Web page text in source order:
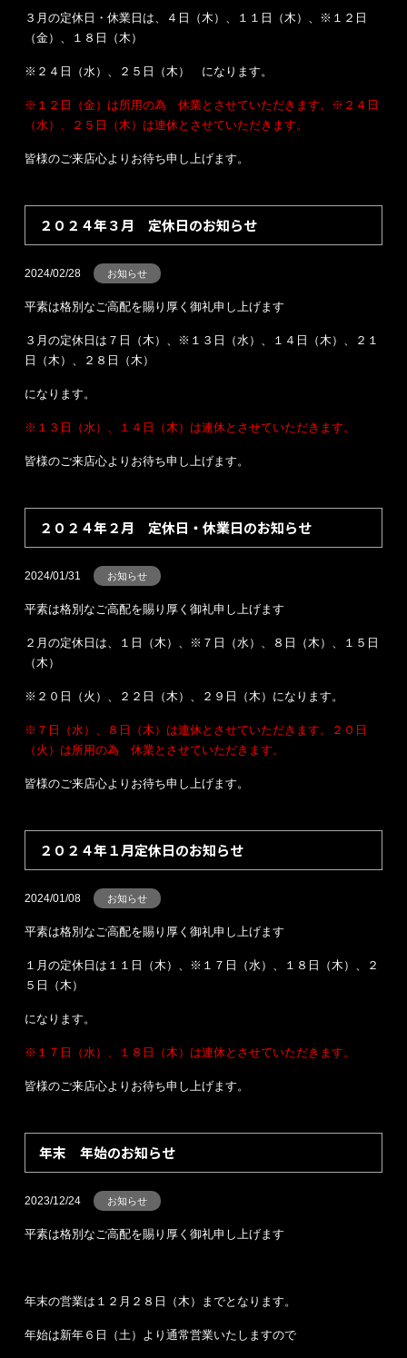
３月の定休日・休業日は、４日（木）、１１日（木）、※１２日
（金）、１８日（木）
※２４日（水）、２５日（木） になります。
※１２日（金）は所用の為 休業とさせていただきます。※２４日
（水）、２５日（木）は連休とさせていただきます。
皆様のご来店心よりお待ち申し上げます。
２０２４年３月 定休日のお知らせ
2024/02/28 お知らせ
平素は格別なご高配を賜り厚く御礼申し上げます
３月の定休日は７日（木）、※１３日（水）、１４日（木）、２１
日（木）、２８日（木）
になります。
※１３日（水）、１４日（木）は連休とさせていただきます。
皆様のご来店心よりお待ち申し上げます。
２０２４年２月 定休日・休業日のお知らせ
2024/01/31 お知らせ
平素は格別なご高配を賜り厚く御礼申し上げます
２月の定休日は、１日（木）、※７日（水）、８日（木）、１５日
（木）
※２０日（火）、２２日（木）、２９日（木）になります。
※７日（水）、８日（木）は連休とさせていただきます。２０日
（火）は所用の為 休業とさせていただきます。
皆様のご来店心よりお待ち申し上げます。
２０２４年１月定休日のお知らせ
2024/01/08 お知らせ
平素は格別なご高配を賜り厚く御礼申し上げます
１月の定休日は１１日（木）、※１７日（水）、１８日（木）、２
５日（木）
になります。
※１７日（水）、１８日（木）は連休とさせていただきます。
皆様のご来店心よりお待ち申し上げます。
年末 年始のお知らせ
2023/12/24 お知らせ
平素は格別なご高配を賜り厚く御礼申し上げます
年末の営業は１２月２８日（木）までとなります。
年始は新年６日（土）より通常営業いたしますので